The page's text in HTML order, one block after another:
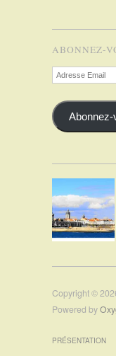
ABONNEZ-
Adresse
Email
Abonnez-
Copyright ©
Powered by
PRÉSENTATION